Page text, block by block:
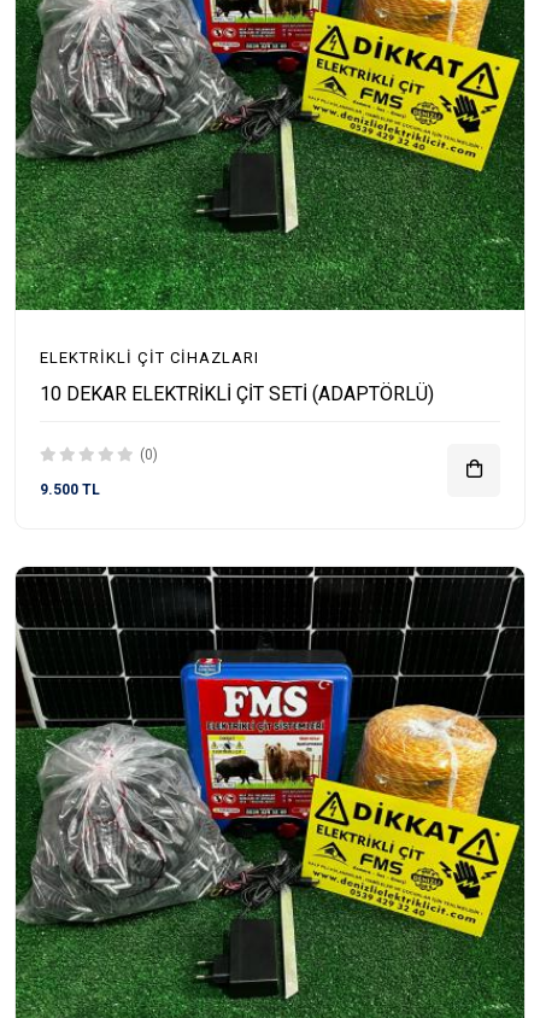
ELEKTRIKLI ÇIT CIHAZLARI
10 DEKAR ELEKTRİKLİ ÇİT SETİ (ADAPTÖRLÜ)
(0)
9.500 TL